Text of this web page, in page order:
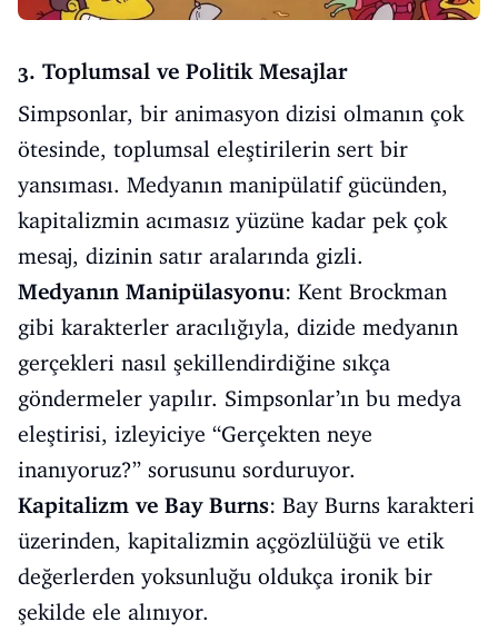
3. Toplumsal ve Politik Mesajlar
Simpsonlar, bir animasyon dizisi olmanın çok
ötesinde, toplumsal eleştirilerin sert bir
yansıması. Medyanın manipülatif gücünden,
kapitalizmin acımasız yüzüne kadar pek çok
mesaj, dizinin satır aralarında gizli.
Medyanın Manipülasyonu: Kent Brockman
gibi karakterler aracılığıyla, dizide medyanın
gerçekleri nasıl şekillendirdiğine sıkça
göndermeler yapılır. Simpsonlar’ın bu medya
eleştirisi, izleyiciye “Gerçekten neye
inanıyoruz?” sorusunu sorduruyor.
Kapitalizm ve Bay Burns: Bay Burns karakteri
üzerinden, kapitalizmin açgözlülüğü ve etik
değerlerden yoksunluğu oldukça ironik bir
şekilde ele alınıyor.